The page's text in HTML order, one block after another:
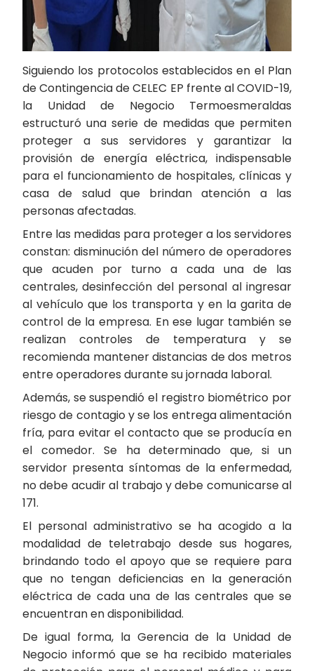
Siguiendo los protocolos establecidos en el Plan
de Contingencia de CELEC EP frente al COVID-19,
la Unidad de Negocio Termoesmeraldas
estructuró una serie de medidas que permiten
proteger a sus servidores y garantizar la
provisión de energía eléctrica, indispensable
para el funcionamiento de hospitales, clínicas y
casa de salud que brindan atención a las
personas afectadas.
Entre las medidas para proteger a los servidores
constan: disminución del número de operadores
que acuden por turno a cada una de las
centrales, desinfección del personal al ingresar
al vehículo que los transporta y en la garita de
control de la empresa. En ese lugar también se
realizan controles de temperatura y se
recomienda mantener distancias de dos metros
entre operadores durante su jornada laboral.
Además, se suspendió el registro biométrico por
riesgo de contagio y se los entrega alimentación
fría, para evitar el contacto que se producía en
el comedor. Se ha determinado que, si un
servidor presenta síntomas de la enfermedad,
no debe acudir al trabajo y debe comunicarse al
171.
El personal administrativo se ha acogido a la
modalidad de teletrabajo desde sus hogares,
brindando todo el apoyo que se requiere para
que no tengan deficiencias en la generación
eléctrica de cada una de las centrales que se
encuentran en disponibilidad.
De igual forma, la Gerencia de la Unidad de
Negocio informó que se ha recibido materiales